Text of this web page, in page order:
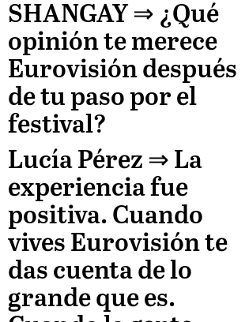
SHANGAY ⇒ ¿Qué
opinión te merece
Eurovisión después
de tu paso por el
festival?
Lucía Pérez ⇒ La
experiencia fue
positiva. Cuando
vives Eurovisión te
das cuenta de lo
grande que es.